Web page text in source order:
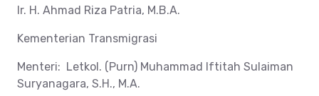
Ir. H. Ahmad Riza Patria, M.B.A.
Kementerian Transmigrasi
Menteri: Letkol. (Purn) Muhammad Iftitah Sulaiman
Suryanagara, S.H., M.A.